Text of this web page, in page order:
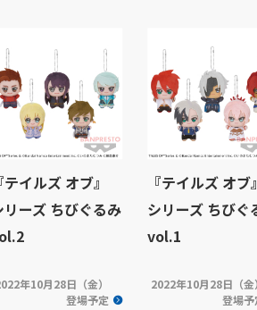
テイルズ オブ』
リーズ ちびぐるみ
年10月28日（金）
登場予定
『テイルズ オブ』
シリーズ ちびぐ
vol.1
2022年10月28日（金）
登場予